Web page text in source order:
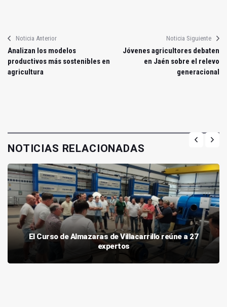
Noticia Anterior
Analizan los modelos
productivos más sostenibles en
agricultura
Noticia Siguiente
Jóvenes agricultores debaten
en Jaén sobre el relevo
generacional
NOTICIAS RELACIONADAS
El Curso de Almazaras de Villacarrillo reúne a 27
expertos